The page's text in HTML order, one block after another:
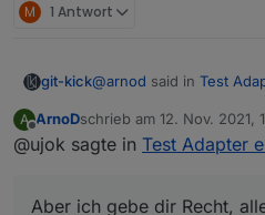
M 1 Antwort
git-kick@arnod said in Test
Schöner Wohnen:
ASOC auch nicht
rxhan/RscpGui, dort
A
Offline
ArnoDschrieb am 12. Nov. 2021,
zuletzt editiert von ArnoD
@ujok sagte in Test Adapter
Aber ich gebe dir Recht,